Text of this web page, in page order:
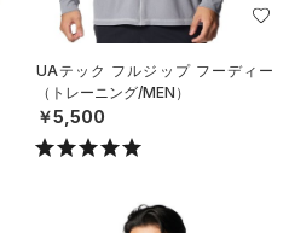
UAテック フルジップ フーディー
（トレーニング/MEN）
￥5,500